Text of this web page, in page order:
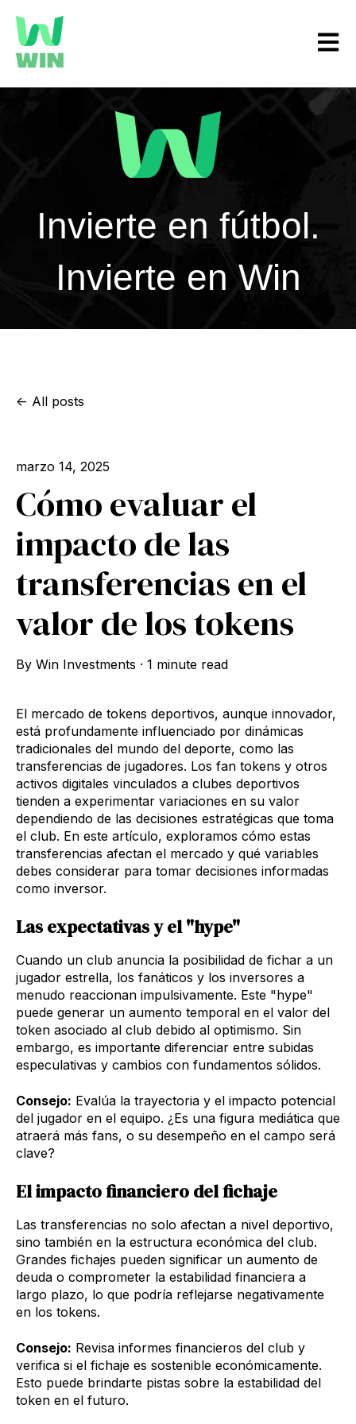
Open
Invierte en fútbol.
Invierte en Win
All posts
marzo 14, 2025
Cómo evaluar el
impacto de las
transferencias en el
valor de los tokens
By Win Investments · 1 minute read
El mercado de tokens deportivos, aunque innovador,
está profundamente influenciado por dinámicas
tradicionales del mundo del deporte, como las
transferencias de jugadores. Los fan tokens y otros
activos digitales vinculados a clubes deportivos
tienden a experimentar variaciones en su valor
dependiendo de las decisiones estratégicas que toma
el club. En este artículo, exploramos cómo estas
transferencias afectan el mercado y qué variables
debes considerar para tomar decisiones informadas
como inversor.
Las expectativas y el "hype"
Cuando un club anuncia la posibilidad de fichar a un
jugador estrella, los fanáticos y los inversores a
menudo reaccionan impulsivamente. Este "hype"
puede generar un aumento temporal en el valor del
token asociado al club debido al optimismo. Sin
embargo, es importante diferenciar entre subidas
especulativas y cambios con fundamentos sólidos.
Consejo: Evalúa la trayectoria y el impacto potencial
del jugador en el equipo. ¿Es una figura mediática que
atraerá más fans, o su desempeño en el campo será
clave?
El impacto financiero del fichaje
Las transferencias no solo afectan a nivel deportivo,
sino también en la estructura económica del club.
Grandes fichajes pueden significar un aumento de
deuda o comprometer la estabilidad financiera a
largo plazo, lo que podría reflejarse negativamente
en los tokens.
Consejo: Revisa informes financieros del club y
verifica si el fichaje es sostenible económicamente.
Esto puede brindarte pistas sobre la estabilidad del
token en el futuro.